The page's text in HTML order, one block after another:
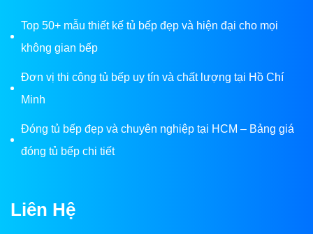
Top 50+ mẫu thiết kế tủ bếp đẹp và hiện đại cho mọi
không gian bếp
Đơn vị thi công tủ bếp uy tín và chất lượng tại Hồ Chí
Minh
Đóng tủ bếp đẹp và chuyên nghiệp tại HCM – Bảng giá
đóng tủ bếp chi tiết
Liên Hệ